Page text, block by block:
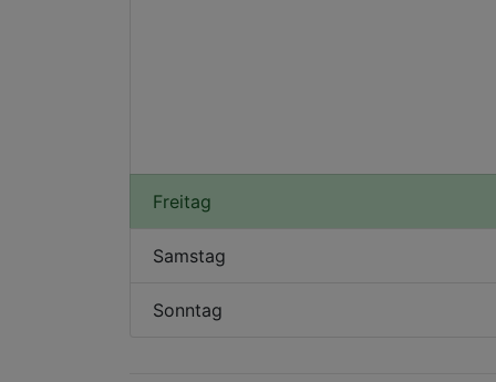
Freitag
Samstag
Sonntag